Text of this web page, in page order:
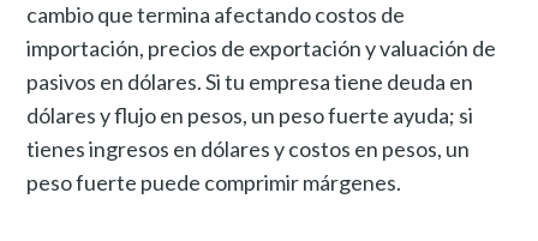
cambio que termina afectando costos de
importación, precios de exportación y valuación de
pasivos en dólares. Si tu empresa tiene deuda en
dólares y flujo en pesos, un peso fuerte ayuda; si
tienes ingresos en dólares y costos en pesos, un
peso fuerte puede comprimir márgenes.